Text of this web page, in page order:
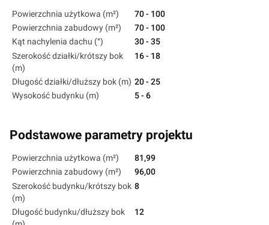
Powierzchnia użytkowa (m²)
70 - 100
Powierzchnia zabudowy (m²)
70 - 100
Kąt nachylenia dachu (°)
30 - 35
Szerokość działki/krótszy bok
(m)
16 - 18
Długość działki/dłuższy bok (m) 20 - 25
Wysokość budynku (m)
5 - 6
Podstawowe parametry projektu
Powierzchnia użytkowa (m²)
81,99
Powierzchnia zabudowy (m²)
96,00
Szerokość budynku/krótszy bok
(m)
8
Długość budynku/dłuższy bok
12